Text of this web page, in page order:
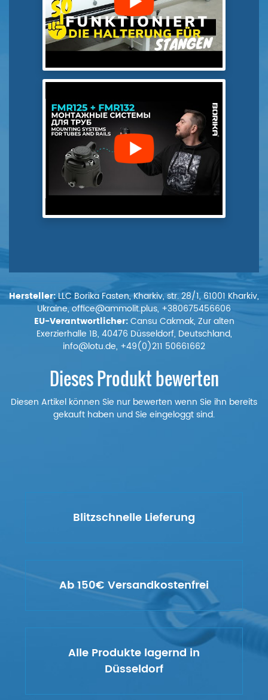
Hersteller:LLC Borika Fasten, Kharkiv, str. 28/1, 61001 Kharkiv,
Ukraine, office@ammolit.plus, +380675456606
EU-Verantwortlicher:Cansu Cakmak, Zur alten
Exerzierhalle 1B, 40476 Düsseldorf, Deutschland,
info@lotu.de, +49(0)211 50661662
Dieses Produkt bewerten
Diesen Artikel können Sie nur bewerten wenn Sie ihn bereits
gekauft haben und Sie eingeloggt sind.
Blitzschnelle Lieferung
Ab 150€ Versandkostenfrei
Alle Produkte lagernd in
Düsseldorf